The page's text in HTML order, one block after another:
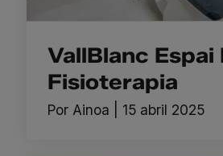
VallBlanc Espai
Fisioterapia
Por Ainoa 15 abril 2025